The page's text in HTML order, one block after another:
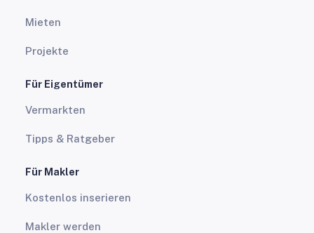
Mieten
Projekte
Für Eigentümer
Vermarkten
Tipps & Ratgeber
Für Makler
Kostenlos inserieren
Makler werden